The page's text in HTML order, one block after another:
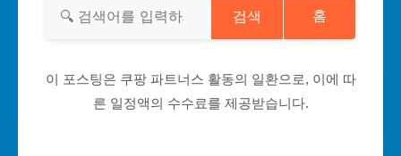
검색 홈
이 포스팅은 쿠팡 파트너스 활동의 일환으로, 이에 따
른 일정액의 수수료를 제공받습니다.